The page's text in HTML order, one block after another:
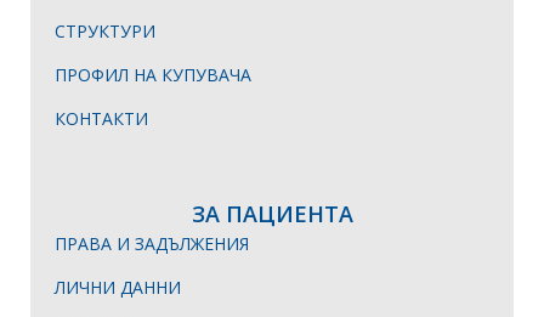
СТРУКТУРИ
ПРОФИЛ НА КУПУВАЧА
КОНТАКТИ
ЗА ПАЦИЕНТА
ПРАВА И ЗАДЪЛЖЕНИЯ
ЛИЧНИ ДАННИ